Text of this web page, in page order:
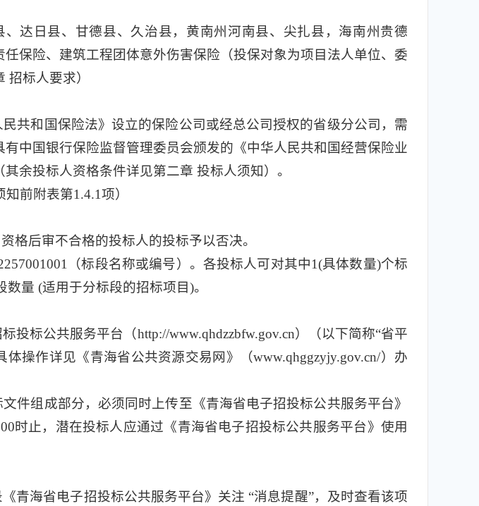
达日县、甘德县、久治县，黄南州河南县、尖扎县，海南州贵德
保险、建筑工程团体意外伤害保险（投保对象为项目法人单位、委
标人要求）
共和国保险法》设立的保险公司或经总公司授权的省级分公司，需
中国银行保险监督管理委员会颁发的《中华人民共和国经营保险业
余投标人资格条件详见第二章 投标人须知）。
前附表第1.4.1项）
格后审不合格的投标人的投标予以否决。
（标段名称或编号）。各投标人可对其中1(具体数量)个标
量 (适用于分标段的招标项目)。
投标公共服务平台（http://www.qhdzzbfw.gov.cn）（以下简称“省平
操作详见《青海省公共资源交易网》（www.qhggzyjy.gov.cn/）办
件组成部分，必须同时上传至《青海省电子招投标公共服务平台》
时止，潜在投标人应通过《青海省电子招投标公共服务平台》使用
青海省电子招投标公共服务平台》关注 “消息提醒”，及时查看该项